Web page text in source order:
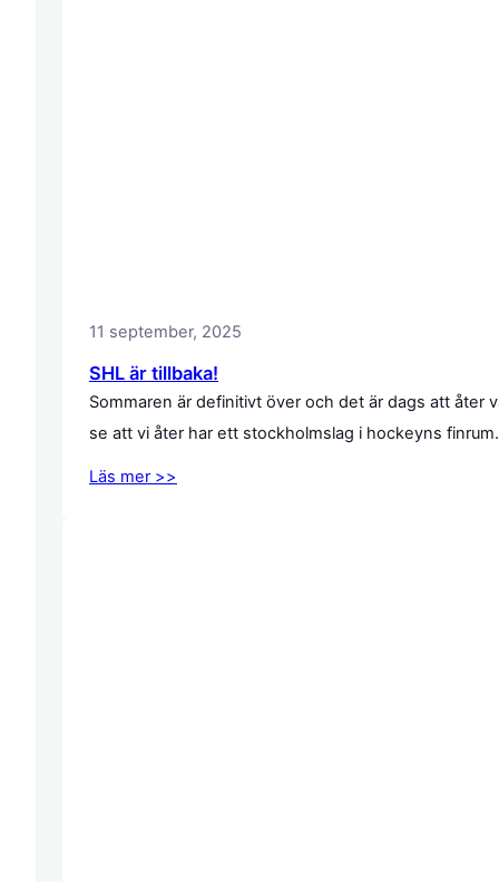
11 september, 2025
SHL är tillbaka!
Sommaren är definitivt över och det är dags att åter
se att vi åter har ett stockholmslag i hockeyns
Läs mer >>